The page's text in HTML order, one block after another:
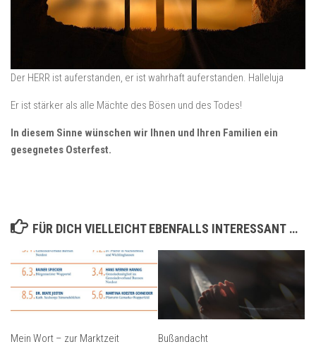
Der HERR ist auferstanden, er ist wahrhaft auferstanden. Halleluja
Er ist stärker als alle Mächte des Bösen und des Todes!
In diesem Sinne wünschen wir Ihnen und Ihren Familien ein
gesegnetes Osterfest.
FÜR DICH VIELLEICHT EBENFALLS INTERESSANT …
Mein Wort – zur Marktzeit Bußandacht